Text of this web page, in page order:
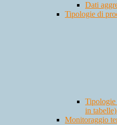
Dati
Tipologie di
Tipologie
in tabelle)
Monitoraggio